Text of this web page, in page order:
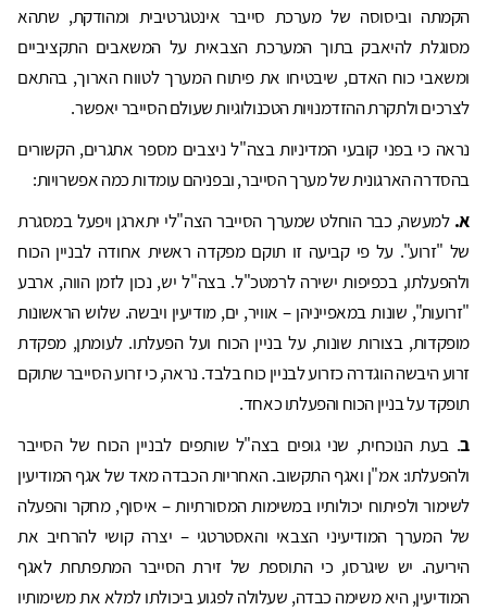
הקמתה וביסוסה של מערכת סייבר אינטגרטיבית ומהודקת, שתהא
מסוגלת להיאבק בתוך המערכת הצבאית על המשאבים התקציביים
ומשאבי כוח האדם, שיבטיחו את פיתוח המערך לטווח הארוך, בהתאם
לצרכים ולתקרת ההזדמנויות הטכנולוגיות שעולם הסייבר יאפשר.
נראה כי בפני קובעי המדיניות בצה"ל ניצבים מספר אתגרים, הקשורים
בהסדרה הארגונית של מערך הסייבר, ובפניהם עומדות כמה אפשרויות:
א. למעשה, כבר הוחלט שמערך הסייבר הצה"לי יתארגן ויפעל במסגרת
של "זרוע". על פי קביעה זו תוקם מפקדה ראשית אחודה לבניין הכוח
ולהפעלתו, בכפיפות ישירה לרמטכ"ל. בצה"ל יש, נכון לזמן הווה, ארבע
"זרועות", שונות במאפייניהן – אוויר, ים, מודיעין ויבשה. שלוש הראשונות
מופקדות, בצורות שונות, על בניין הכוח ועל הפעלתו. לעומתן, מפקדת
זרוע היבשה הוגדרה כזרוע לבניין כוח בלבד. נראה, כי זרוע הסייבר שתוקם
תופקד על בניין הכוח והפעלתו כאחד.
ב. בעת הנוכחית, שני גופים בצה"ל שותפים לבניין הכוח של הסייבר
ולהפעלתו: אמ"ן ואגף התקשוב. האחריות הכבדה מאד של אגף המודיעין
לשימור ולפיתוח יכולותיו במשימות המסורתיות – איסוף, מחקר והפעלה
של המערך המודיעיני הצבאי והאסטרטגי – יצרה קושי להרחיב את
היריעה. יש שיגרסו, כי התוספת של זירת הסייבר המתפתחת לאגף
המודיעין, היא משימה כבדה, שעלולה לפגוע ביכולתו למלא את משימותיו